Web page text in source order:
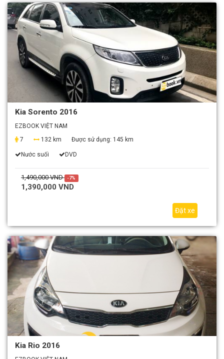
Kia Sorento 2016
EZBOOK VIỆT NAM
7
132 km Được sử dụng: 145 km
Nước suối DVD
1,490,000 VND -7%
1,390,000 VND
Đặt xe
Kia Rio 2016